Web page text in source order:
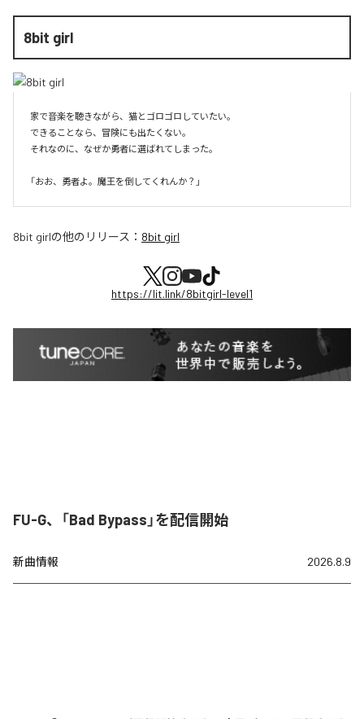
8bit girl
家で音楽を聴きながら、猫とゴロゴロしていたい。
できることなら、冒険にも出たくない。
それなのに、なぜか勇者に選ばれてしまった。
8bit girlの他のリリース： 8bit girl
https://lit.link/8bitgirl-level1
FU-G、「Bad Bypass」を配信開始
新曲情報 2026.8.9